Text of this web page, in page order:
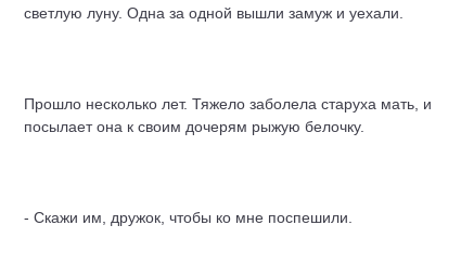
светлую луну. Одна за одной вышли замуж и уехали.
Прошло несколько лет. Тяжело заболела старуха мать, и
посылает она к своим дочерям рыжую белочку.
- Скажи им, дружок, чтобы ко мне поспешили.